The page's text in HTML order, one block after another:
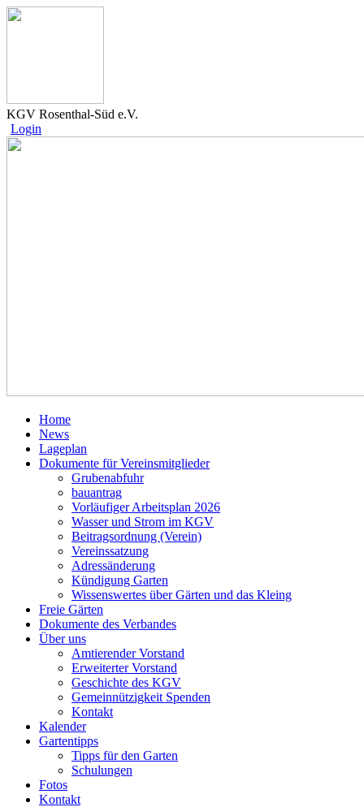
KGV Rosenthal-Süd e.V.
Login
Home
News
Lageplan
Dokumente für Vereinsmitglieder
Grubenabfuhr
bauantrag
Vorläufiger Arbeitsplan 2026
Wasser und Strom im KGV
Beitragsordnung (Verein)
Vereinssatzung
Adressänderung
Kündigung Garten
Wissenswertes über Gärten und das Kleing
Freie Gärten
Dokumente des Verbandes
Über uns
Amtierender Vorstand
Erweiterter Vorstand
Geschichte des KGV
Gemeinnützigkeit Spenden
Kontakt
Kalender
Gartentipps
Tipps für den Garten
Schulungen
Fotos
Kontakt